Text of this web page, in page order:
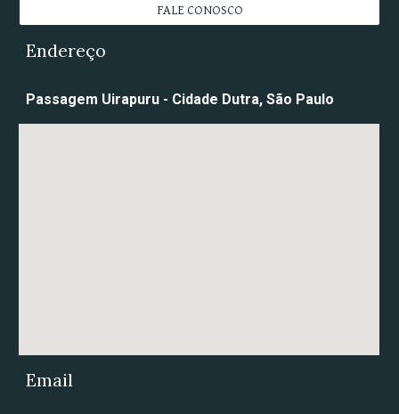
FALE CONOSCO
Endereço
Passagem Uirapuru - Cidade Dutra, São Paulo
Email